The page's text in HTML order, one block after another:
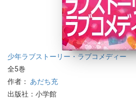
少年ラブストーリー・ラブコメディー
全5巻
作者： あだち充
出版社：小学館